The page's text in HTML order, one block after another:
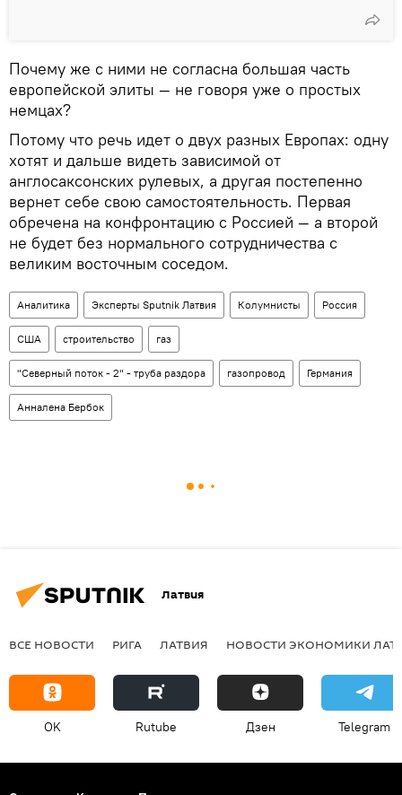
Почему же с ними не согласна большая часть
европейской элиты — не говоря уже о простых
немцах?
Потому что речь идет о двух разных Европах: одну
хотят и дальше видеть зависимой от
англосаксонских рулевых, а другая постепенно
вернет себе свою самостоятельность. Первая
обречена на конфронтацию с Россией — а второй
не будет без нормального сотрудничества с
великим восточным соседом.
Аналитика Эксперты Sputnik Латвия Колумнисты Россия
США строительство газ
"Северный поток - 2" - труба раздора газопровод Германия
Анналена Бербок
Латвия
ВСЕ НОВОСТИ РИГА ЛАТВИЯ НОВОСТИ ЭКОНОМИКИ
OK Rutube Дзен Telegram